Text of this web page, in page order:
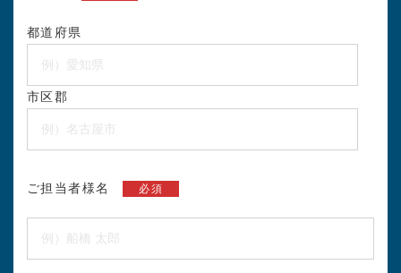
都道府県
市区郡
ご担当者様名 必須